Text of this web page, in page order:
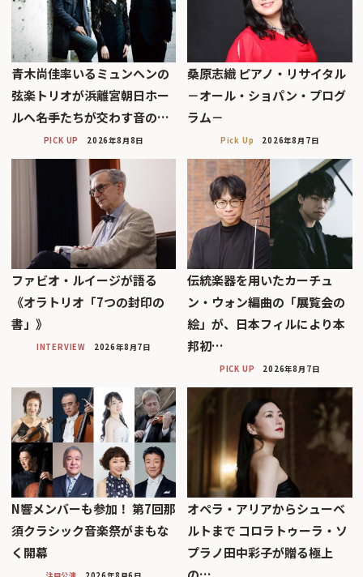
青木尚佳率いるミュンヘンの
弦楽トリオが浜離宮朝日ホー
ルへ――名手たちが交わす音の…
PICK UP 2026年8月8日
桑原志織 ピアノ・リサイタル
－オール・ショパン・プログ
ラム－
Pick Up 2026年8月7日
ファビオ・ルイージが語る
《オラトリオ「7つの封印の
書」》
INTERVIEW 2026年8月7日
伝統楽器を用いたカーチュ
ン・ウォン編曲の「展覧会の
絵」が、日本フィルにより本
邦初…
PICK UP 2026年8月7日
N響メンバーも参加！ 第7回那
須クラシック音楽祭がまもな
く開幕
オペラ・アリアからシューベ
ルトまで コロラトゥーラ・ソ
プラノ田中彩子が贈る極上